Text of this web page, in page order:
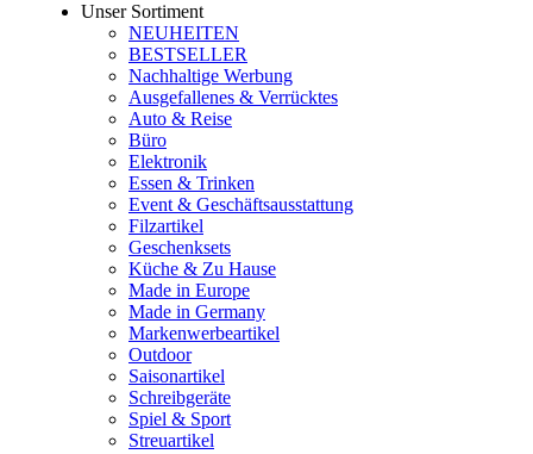
Unser Sortiment
NEUHEITEN
BESTSELLER
Nachhaltige Werbung
Ausgefallenes & Verrücktes
Auto & Reise
Büro
Elektronik
Essen & Trinken
Event & Geschäftsausstattung
Filzartikel
Geschenksets
Küche & Zu Hause
Made in Europe
Made in Germany
Markenwerbeartikel
Outdoor
Saisonartikel
Schreibgeräte
Spiel & Sport
Streuartikel